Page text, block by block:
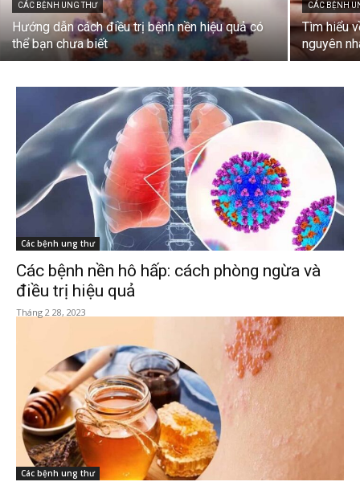
CÁC BỆNH UNG THƯ
Hướng dẫn cách điều trị bệnh nền hiệu quả có
thể bạn chưa biết
CÁC BỆNH
Tìm hiểu
nguyên
Các bệnh ung thư
Các bệnh nền hô hấp: cách phòng ngừa và
điều trị hiệu quả
Tháng 2 28, 2023
Các bệnh ung thư